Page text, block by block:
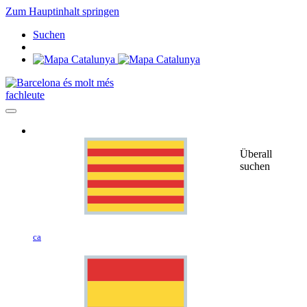
Zum Hauptinhalt springen
Suchen
fachleute
ca
Überall
suchen